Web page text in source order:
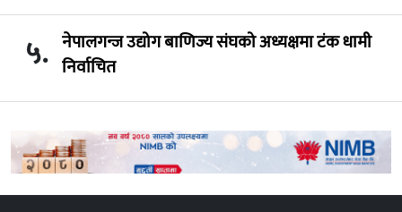
५. नेपालगन्ज उद्योग बाणिज्य संघको अध्यक्षमा टंक धामी
निर्वाचित